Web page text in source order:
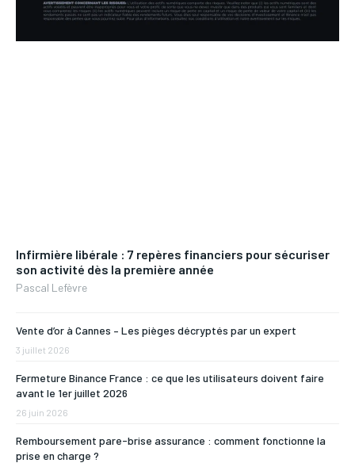
Infirmière libérale : 7 repères financiers pour sécuriser
son activité dès la première année
Pascal Lefèvre
Vente d’or à Cannes – Les pièges décryptés par un expert
3 juillet 2026
Fermeture Binance France : ce que les utilisateurs doivent faire
avant le 1er juillet 2026
26 juin 2026
Remboursement pare-brise assurance : comment fonctionne la
prise en charge ?